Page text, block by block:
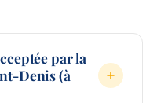
par la
Denis (à